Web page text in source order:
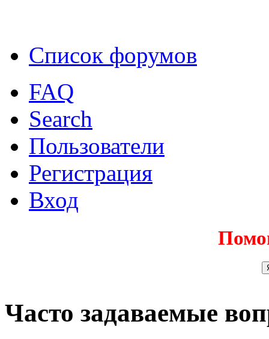
Список форумов
FAQ
Search
Пользователи
Регистрация
Вход
Часто задаваемые